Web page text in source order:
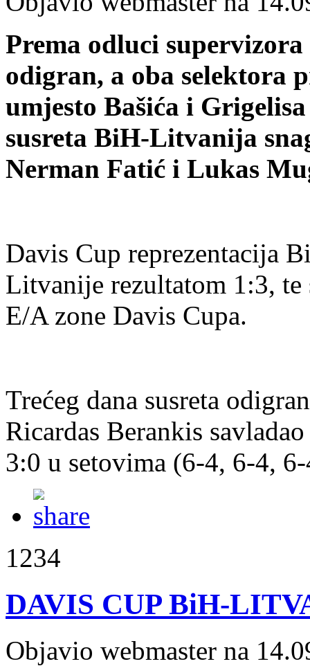
Prema odluci
odigran, a oba selektora
umjesto Bašića i
susreta BiH-Litvanija
Nerman Fatić i Lukas
Davis Cup reprezentacija
Litvanije rezultatom 1:3,
E/A zone Davis Cupa.
Trećeg dana susreta
Ricardas Berankis
3:0 u setovima (6-4, 6-4,
1234
DAVIS CUP BiH-
Objavio webmaster na